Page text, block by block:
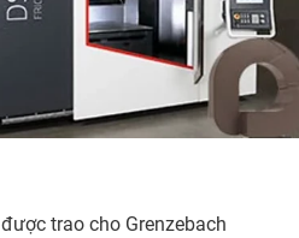
được trao cho Grenzebach